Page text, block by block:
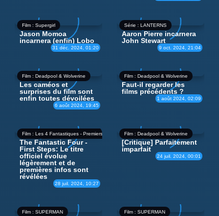
Film : Supergirl
31 déc. 2024, 01:20
Jason Momoa
incarnera (enfin) Lobo
Série : LANTERNS
9 oct. 2024, 21:04
Aaron Pierre incarnera
John Stewart
Film : Deadpool & Wolverine
6 août 2024, 19:45
Les caméos et
surprises du film sont
enfin toutes dévoilées
Film : Deadpool & Wolverine
1 août 2024, 02:09
Faut-il regarder les
films précédents ?
Film : Les 4 Fantastiques - Premiers pas
28 juil. 2024, 10:27
The Fantastic Four -
First Steps: Le titre
officiel évolue
légèrement et de
premières infos sont
révélées
Film : Deadpool & Wolverine
24 juil. 2024, 00:01
[Critique] Parfaitement
imparfait
Film : SUPERMAN Film : SUPERMAN